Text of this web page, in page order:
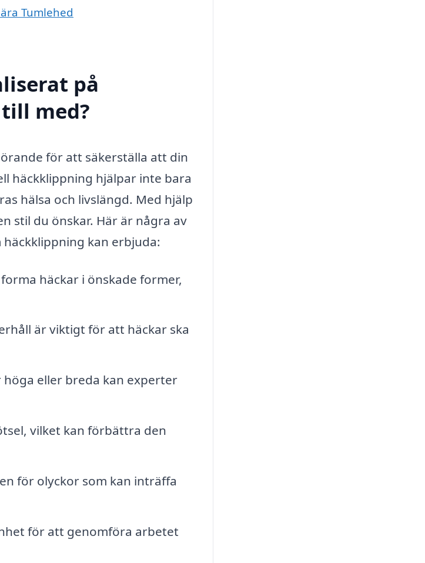
Tumlehed
på
med?
för att säkerställa att din
häckklippning hjälpar inte bara
hälsa och livslängd. Med hjälp
stil du önskar. Här är några av
kan erbjuda:
häckar i önskade former,
är viktigt för att häckar ska
eller breda kan experter
vilket kan förbättra den
för olyckor som kan inträffa
för att genomföra arbetet